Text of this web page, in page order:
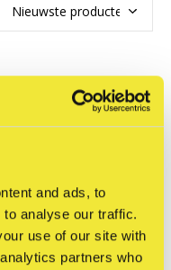
and ads, to
analyse our traffic.
use of our site with
partners who